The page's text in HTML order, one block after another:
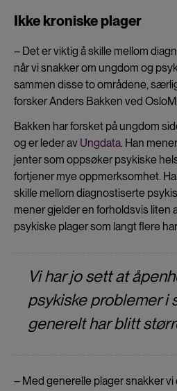
Ikke kroniske plager
– Det er viktig å skille mellom
når vi snakker om ungdom og
sammen disse to områdene,
forsker Anders Bakken ved
Bakken har forsket på ungdom
og er leder av Ungdata. Han
jenter som oppsøker psykiske
fortjener mye oppmerksomhet.
skille mellom diagnostiserte
mener gjelder en forholdsvis liten
psykiske plager som langt flere
Vi har jo sett at
psykiske problemer i
generelt har blitt
– Med generelle plager snakker